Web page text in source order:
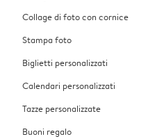
Collage di foto con cornice
Stampa foto
Biglietti personalizzati
Calendari personalizzati
Tazze personalizzate
Buoni regalo